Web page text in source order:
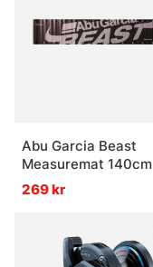
Abu Garcia Beast
Measuremat 140cm
269 kr